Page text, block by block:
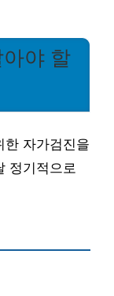
야 할
한 자가검진을
정기적으로